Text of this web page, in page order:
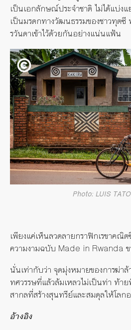
เป็นเอกลักษณ์ประจำชาติ ไม่ได้แบ่ง
เป็นมรดกทางวัฒนธรรมของชาวทุตซี
รวันดาเข้าไว้ด้วยกันอย่างแน่นแฟ้น
Photo: LUIS
เพียงแค่เห็นลวดลายกราฟิกเรขาคณิ
ความงามฉบับ Made in Rwanda
นั่นเท่ากับว่า จุดมุ่งหมายของการฆ่าล้
ทศวรรษที่แล้วล้มเหลวไม่เป็นท่า ท้า
สากลที่สร้างสุนทรีย์และสมดุลให้โลก
อ้างอิง